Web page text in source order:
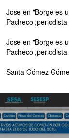
Jose en"Borge es
Pacheco
Jose en"Borge es
Pacheco
Santa Gómez